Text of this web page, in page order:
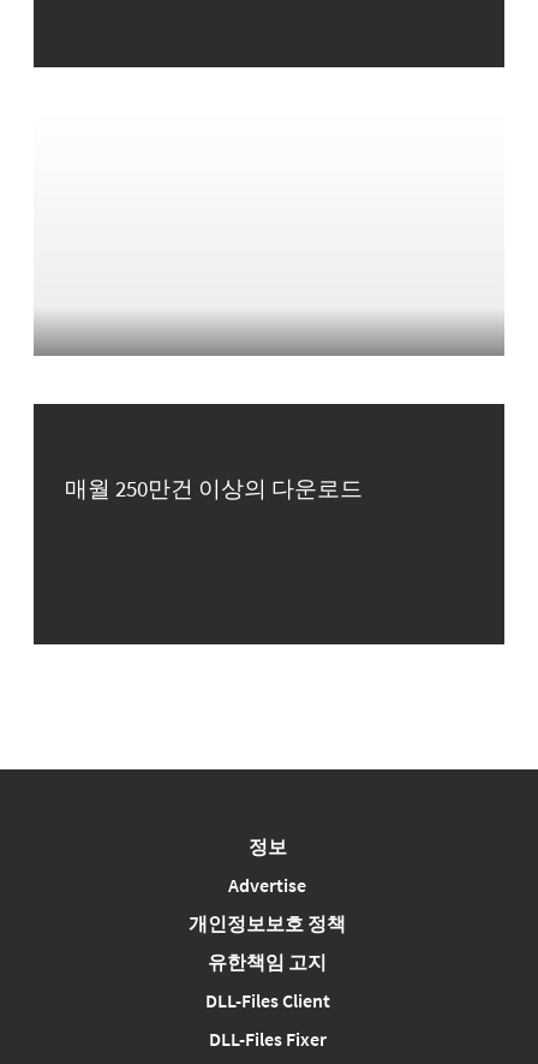
매월 250만건 이상의 다운로드
정보
Advertise
개인정보보호 정책
유한책임 고지
DLL-Files Client
DLL-Files Fixer